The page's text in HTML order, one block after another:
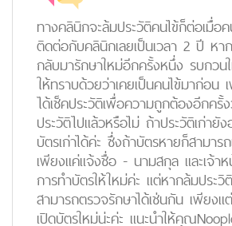
ทางคลินิกจะล้มประวัติคนไข้ก็ต่อเมื่อ
ติดต่อกับคลินิกเลยเป็นเวลา 2 ปี ห
กลับมารักษาใหม่อีกครั้งหนึ่ง รบกวน
ให้ทราบด้วยว่าเคยเป็นคนไข้มาก่อน
ได้เช็คประวัติเพื่อความถูกต้องอีกค
ประวัติไปแล้วหรือไม่ ถ้าประวัติเก่ายั
บัตรเก่าได้ค่ะ ซึ่งถ้าบัตรหายก็สามาร
เพียงแค่แจ้งชื่อ - นามสกุล และเจ้า
การทำบัตรให้ใหม่ค่ะ แต่หากล้มประวิ
สามารถตรวจรักษาได้เช่นกัน เพียง
เปิดบัตรใหม่น่ะค่ะ แนะนำให้คุณ